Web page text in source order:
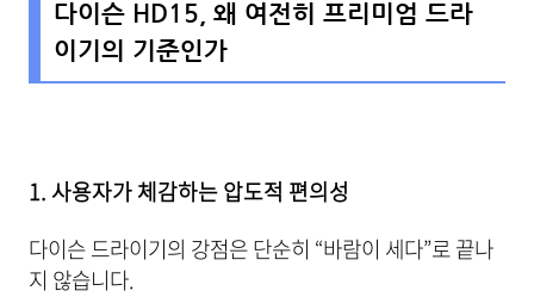
다이슨 HD15, 왜 여전히 프리미엄 드라
이기의 기준인가
1. 사용자가 체감하는 압도적 편의성
다이슨 드라이기의 강점은 단순히 “바람이 세다”로 끝나
지 않습니다.